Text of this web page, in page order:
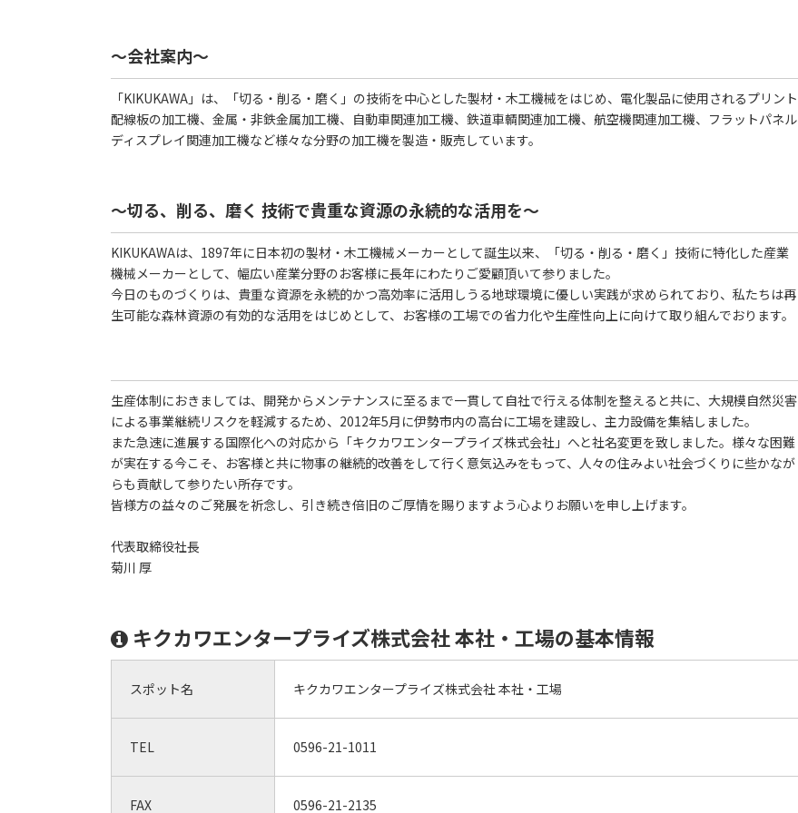
～会社案内～
「KIKUKAWA」は、「切る・削る・磨く」の技術を中心とした製材・木工機械をはじめ、電化製品に使用されるプリント
配線板の加工機、金属・非鉄金属加工機、自動車関連加工機、鉄道車輌関連加工機、航空機関連加工機、フラットパネル
ディスプレイ関連加工機など様々な分野の加工機を製造・販売しています。
～切る、削る、磨く 技術で貴重な資源の永続的な活用を～
KIKUKAWAは、1897年に日本初の製材・木工機械メーカーとして誕生以来、「切る・削る・磨く」技術に特化した産業
機械メーカーとして、幅広い産業分野のお客様に長年にわたりご愛顧頂いて参りました。
今日のものづくりは、貴重な資源を永続的かつ高効率に活用しうる地球環境に優しい実践が求められており、私たちは再
生可能な森林資源の有効的な活用をはじめとして、お客様の工場での省力化や生産性向上に向けて取り組んでおります。
生産体制におきましては、開発からメンテナンスに至るまで一貫して自社で行える体制を整えると共に、大規模自然災害
による事業継続リスクを軽減するため、2012年5月に伊勢市内の高台に工場を建設し、主力設備を集結しました。
また急速に進展する国際化への対応から「キクカワエンタープライズ株式会社」へと社名変更を致しました。様々な困難
が実在する今こそ、お客様と共に物事の継続的改善をして行く意気込みをもって、人々の住みよい社会づくりに些かなが
らも貢献して参りたい所存です。
皆様方の益々のご発展を祈念し、引き続き倍旧のご厚情を賜りますよう心よりお願いを申し上げます。
代表取締役社長
菊川 厚
キクカワエンタープライズ株式会社 本社・工場の基本情報
スポット名 キクカワエンタープライズ株式会社 本社・工場
TEL 0596-21-1011
FAX 0596-21-2135